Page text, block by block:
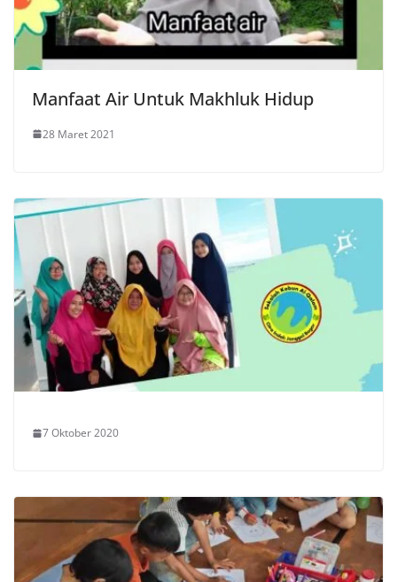
Manfaat Air Untuk Makhluk Hidup
28 Maret 2021
7 Oktober 2020